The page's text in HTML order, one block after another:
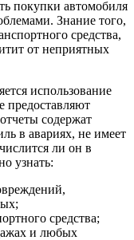
покупки автомобиля
Знание того,
средства,
от неприятных
использование
предоставляют
содержат
в авариях, не имеет
ли он в
узнать:
средства;
и любых